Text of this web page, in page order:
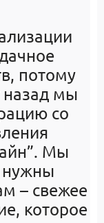
потому
назад мы
со
Мы
нужны
– свежее
которое